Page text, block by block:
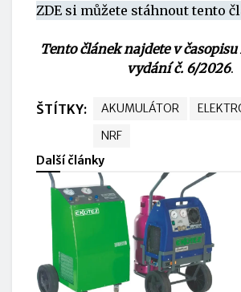
ZDE si můžete stáhnout tento
Tento článek najdete v časopisu
vydání č. 6/2026.
ŠTÍTKY: AKUMULÁTOR
NRF
Další články